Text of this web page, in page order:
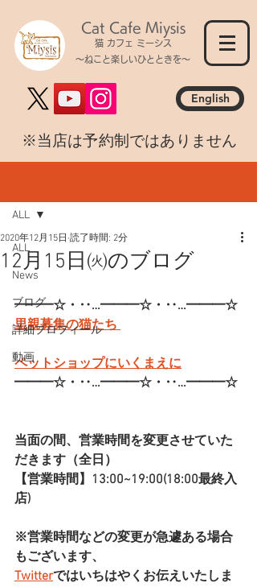
Cat Cafe Miysis
猫 カフェ ミーシス
～ねこと楽しいひとときを～
English
​※当店は予約制ではありません
ALL
News
ブログ
詳細プロフィール
動画
ALL
12月15日㈫のブログ
2020年12月15日 読了時間: 2分
━━━☆・‥…━━━☆・‥…━━━☆
里親募集の猫たち
ペットショップにいくまえに
━━━☆・‥…━━━☆・‥…━━━☆
当面の間、営業時間を変更させていた
だきます（全日）
【営業時間】13:00~19:00(18:00最終入
店)
※営業時間などの変更が急遽ある場合
もございます、
Twitterではいちはやくお伝えいたしま